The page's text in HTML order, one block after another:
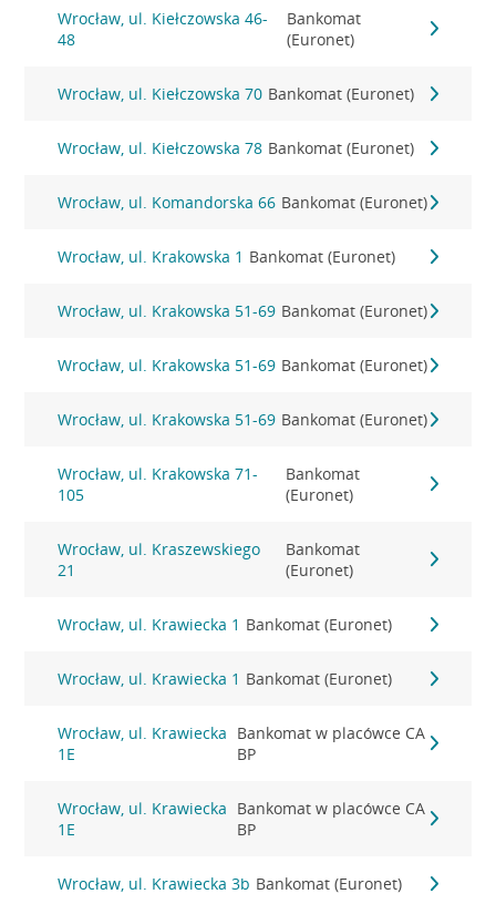
Wrocław, ul. Kiełczowska 46-
48
Bankomat
(Euronet)
Wrocław, ul. Kiełczowska 70 Bankomat (Euronet)
Wrocław, ul. Kiełczowska 78 Bankomat (Euronet)
Wrocław, ul. Komandorska 66 Bankomat (Euronet)
Wrocław, ul. Krakowska 1 Bankomat (Euronet)
Wrocław, ul. Krakowska 51-69 Bankomat (Euronet)
Wrocław, ul. Krakowska 51-69 Bankomat (Euronet)
Wrocław, ul. Krakowska 51-69 Bankomat (Euronet)
Wrocław, ul. Krakowska 71-
105
Bankomat
(Euronet)
Wrocław, ul. Kraszewskiego
21
Bankomat
(Euronet)
Wrocław, ul. Krawiecka 1 Bankomat (Euronet)
Wrocław, ul. Krawiecka 1 Bankomat (Euronet)
Wrocław, ul. Krawiecka
1E
Bankomat w placówce CA
BP
Wrocław, ul. Krawiecka
1E
Bankomat w placówce CA
BP
Wrocław, ul. Krawiecka 3b Bankomat (Euronet)